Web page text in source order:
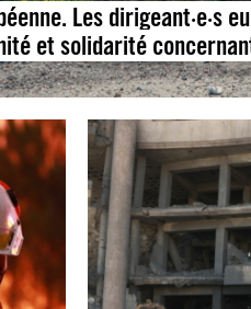
Les dirigeant·e·s
et solidarité